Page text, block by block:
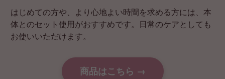
はじめての方や、より心地よい時間を求める方には、本
体とのセット使用がおすすめです。日常のケアとしても
お使いいただけます。
商品はこちら →